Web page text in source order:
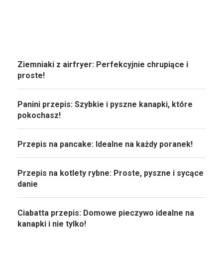
Ziemniaki z airfryer: Perfekcyjnie chrupiące i
proste!
Panini przepis: Szybkie i pyszne kanapki, które
pokochasz!
Przepis na pancake: Idealne na każdy poranek!
Przepis na kotlety rybne: Proste, pyszne i sycące
danie
Ciabatta przepis: Domowe pieczywo idealne na
kanapki i nie tylko!